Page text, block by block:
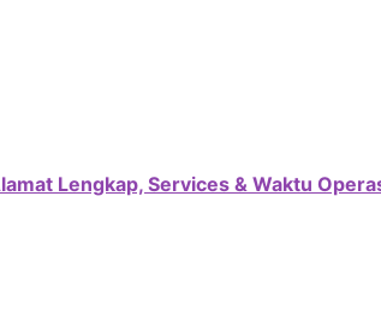
Lengkap, Services & Waktu